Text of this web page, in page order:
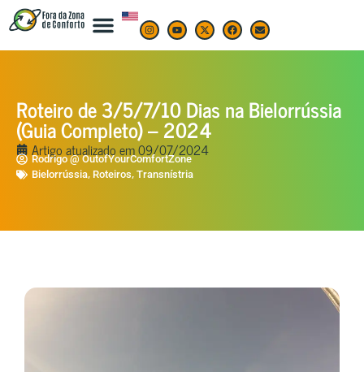
Roteiro de 3/5/7/10 Dias na Bielorrússia
(Guia Completo) – 2024
Artigo atualizado em09/07/2024
Rodrigo @ OutofYourComfortZone
Bielorrússia, Roteiros, Transnístria